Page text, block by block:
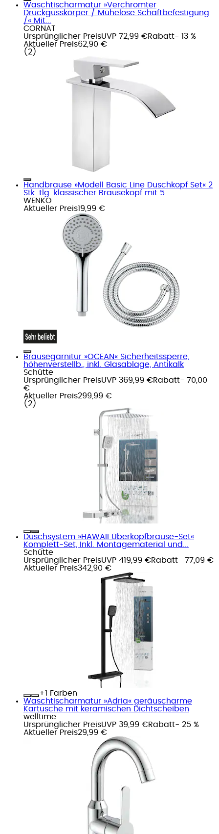
Waschtischarmatur »Verchromter
Druckgusskörper / Mühelose Schaftbefestigung
/« Mit...
CORNAT
Ursprünglicher PreisUVP 72,99 €Rabatt- 13 %
Aktueller Preis62,90 €
( 2 )
Handbrause »Modell Basic Line Duschkopf Set« 2
Stk. tlg. klassischer Brausekopf mit 5...
WENKO
Aktueller Preis19,99 €
Brausegarnitur »OCEAN« Sicherheitssperre,
höhenverstellb., inkl. Glasablage, Antikalk
Schütte
Ursprünglicher PreisUVP 369,99 €Rabatt- 70,00
€
Aktueller Preis299,99 €
( 2 )
Duschsystem »HAWAII Überkopfbrause-Set«
Komplett-Set, Inkl. Montagematerial und...
Schütte
Ursprünglicher PreisUVP 419,99 €Rabatt- 77,09 €
Aktueller Preis342,90 €
+
Farben
Waschtischarmatur »Adria« geräuscharme
Kartusche mit keramischen Dichtscheiben
welltime
Ursprünglicher PreisUVP 39,99 €Rabatt- 25 %
Aktueller Preis29,99 €